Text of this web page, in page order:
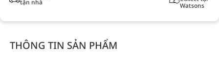
tận nhà
Watsons
THÔNG TIN SẢN PHẨM